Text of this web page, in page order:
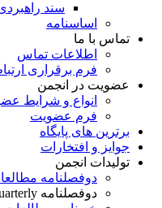
سند
اساسنامه
تماس با ما
اطلاعات تماس
فرم برقراری
عضویت در انجمن
انواع و شرایط
فرم عضویت
برترین های پایگاه
جوایز و افتخارات
تولیدات انجمن
دوفصلنامه
دوفصلنامه World Sociopolitical Quarterly